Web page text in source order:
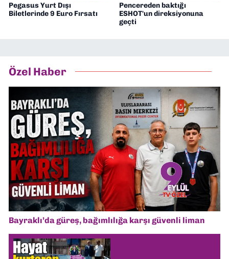
Pegasus Yurt Dışı
Biletlerinde 9 Euro Fırsatı
Pencereden baktığı
ESHOT'un direksiyonuna
geçti
Özel Haber
Bayraklı’da güreş, bağımlılığa karşı güvenli liman